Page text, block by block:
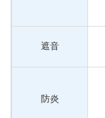
遮音
防炎